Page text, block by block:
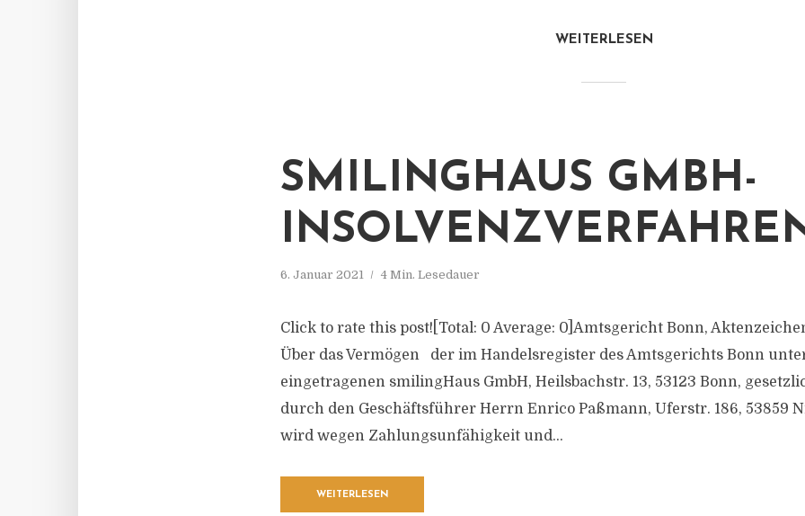
WEITERLESEN
SMILINGHAUS GMBH-
6. Januar 2021 4 Min. Lesedauer
Click to rate this post![Total: 0 Average: 0]Amtsgericht Bonn,
Über das Vermögen der im Handelsregister des Amtsgerichts Bonn
eingetragenen smilingHaus GmbH, Heilsbachstr. 13, 53123 Bonn,
durch den Geschäftsführer Herrn Enrico Paßmann, Uferstr. 186,
wird wegen Zahlungsunfähigkeit und...
WEITERLESEN